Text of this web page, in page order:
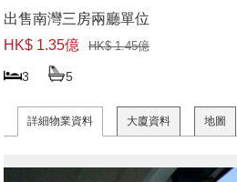
出售南灣三房兩廳單位
HK$ 1.35億
HK$ 1.45億
3 5
詳細物業資料 大廈資料 地圖